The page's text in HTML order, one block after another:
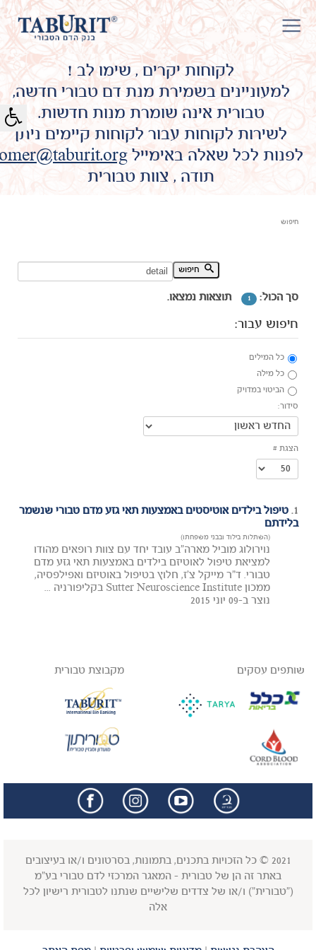
לקוחות יקרים , שימו לב !
למעוניינים בשמירת מנת דם טבורי חדשה,
טבורית אינה שומרת מנות חדשות.
לשירות לקוחות עבור לקוחות קיימים ניתן
לפנות לכל שאלה באימייל
תודה , צוות טבורית
חיפוש
חיפוש מילת מפתח:
סך הכול: 1 תוצאות נמצאו.
חיפוש עבור:
כל המילים
כל מילה
הביטוי במדויק
סידור:
הצגת #
1. טיפול בילדים אוטיסטים באמצעות תאי גזע מדם טבורי שנשמר
בלידתם
(השתלות בילוד ובבני משפחתו)
נוירולוג מוביל מארה"ב עובד יחד עם צוות רופאים מהודו
למציאת טיפול לאוטיזם בילדים באמצעות תאי גזע מדם
טבורי. ד"ר מייקל צ'ז, חלוץ בטיפול באוטיזם ואפילפסיה,
ממכון Sutter Neuroscience Institute בקליפורניה ...
נוצר ב-09 יוני 2015
שותפים עסקים מקבוצת טבורית
2021 © כל הזכויות בתכנים, בתמונות, בסרטונים ו/או בעיצובים
באתר זה הן של טבורית - המאגר המרכזי לדם טבורי בע"מ
("טבורית") ו/או של צדדים שלישיים שנתנו לטבורית רישיון לכל
אלה